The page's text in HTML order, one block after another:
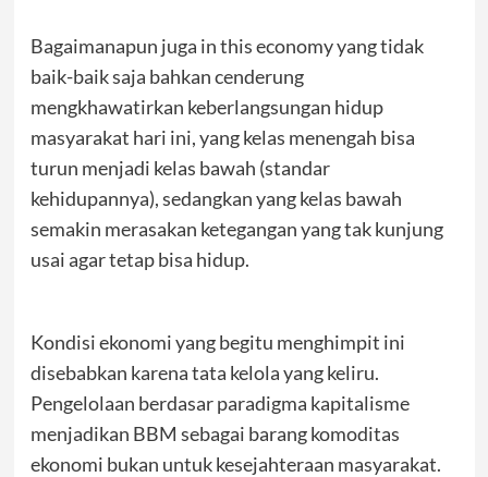
Bagaimanapun juga in this economy yang tidak
baik-baik saja bahkan cenderung
mengkhawatirkan keberlangsungan hidup
masyarakat hari ini, yang kelas menengah bisa
turun menjadi kelas bawah (standar
kehidupannya), sedangkan yang kelas bawah
semakin merasakan ketegangan yang tak kunjung
usai agar tetap bisa hidup.
Kondisi ekonomi yang begitu menghimpit ini
disebabkan karena tata kelola yang keliru.
Pengelolaan berdasar paradigma kapitalisme
menjadikan BBM sebagai barang komoditas
ekonomi bukan untuk kesejahteraan masyarakat.